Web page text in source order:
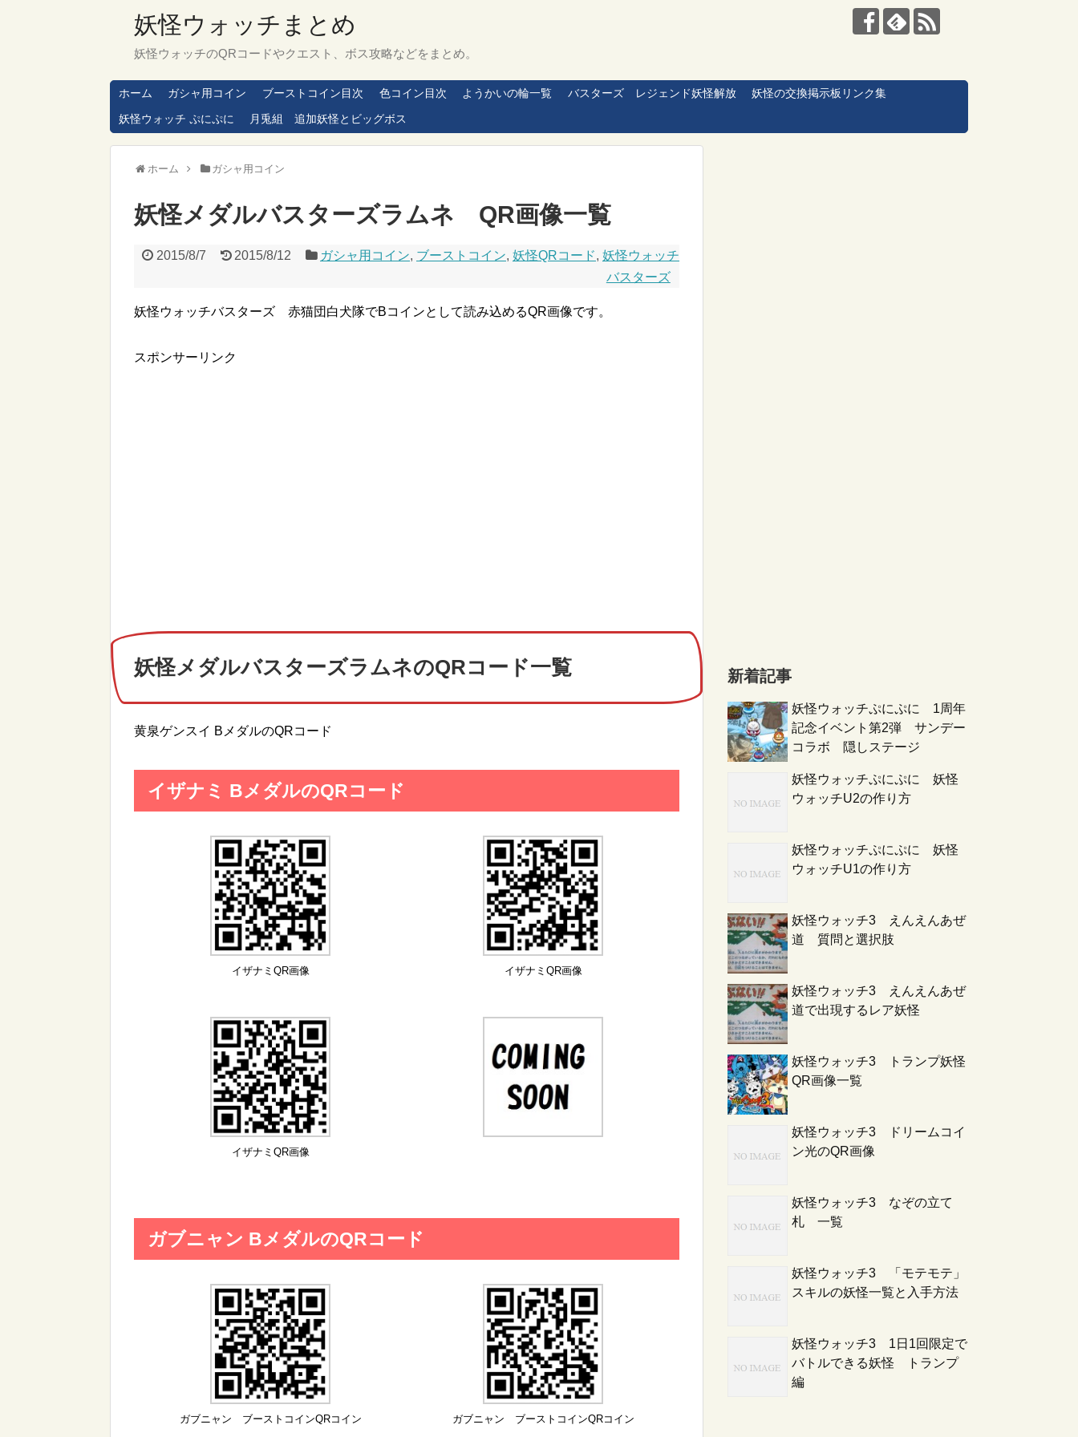
妖怪ウォッチまとめ
妖怪ウォッチのQRコードやクエスト、ボス攻略などをまとめ。
ホーム ガシャ用コイン ブーストコイン目次 色コイン目次 ようかいの輪一覧 バスターズ レジェンド妖怪解放
妖怪の交換掲示板リンク集
妖怪ウォッチ ぷにぷに
月兎組 追加妖怪とビッグボス
ホーム ガシャ用コイン
妖怪メダルバスターズラムネ QR画像一覧
2015/8/7 2015/8/12 ガシャ用コイン, ブーストコイン, 妖怪QRコード, 妖怪ウォッチ
バスターズ
妖怪ウォッチバスターズ 赤猫団白犬隊でBコインとして読み込めるQR画像です。
スポンサーリンク
妖怪メダルバスターズラムネのQRコード一覧
黄泉ゲンスイ BメダルのQRコード
イザナミ BメダルのQRコード
イザナミQR画像 イザナミQR画像
イザナミQR画像
ガブニャン BメダルのQRコード
ガブニャン ブーストコインQRコイン ガブニャン ブーストコインQRコイン
新着記事
妖怪ウォッチぷにぷに 1周年
記念イベント第2弾 サンデー
コラボ 隠しステージ
妖怪ウォッチぷにぷに 妖怪
ウォッチU2の作り方
妖怪ウォッチぷにぷに 妖怪
ウォッチU1の作り方
妖怪ウォッチ3 えんえんあぜ
道 質問と選択肢
妖怪ウォッチ3 えんえんあぜ
道で出現するレア妖怪
妖怪ウォッチ3 トランプ妖怪
QR画像一覧
妖怪ウォッチ3 ドリームコイ
ン光のQR画像
妖怪ウォッチ3 なぞの立て
札 一覧
妖怪ウォッチ3 「モテモテ」
スキルの妖怪一覧と入手方法
妖怪ウォッチ3 1日1回限定で
バトルできる妖怪 トランプ
編